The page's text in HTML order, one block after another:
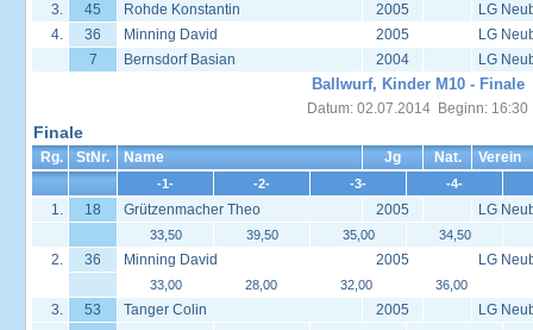
3.
45 Rohde Konstantin 2005
LG
4.
36 Minning David 2005
LG
7
Bernsdorf Basian 2004 LG
Ballwurf, Kinder M10 - Finale
Datum: 02.07.2014 Beginn: 16:30
Finale
Rg. StNr. Name Jg Nat. Verein
-1- -2- -3- -4-
1. 18 Grützenmacher Theo 2005 LG
33,50 39,50 35,00 34,50
2. 36 Minning David 2005 LG
33,00 28,00 32,00 36,00
3. 53 Tanger Colin 2005 LG